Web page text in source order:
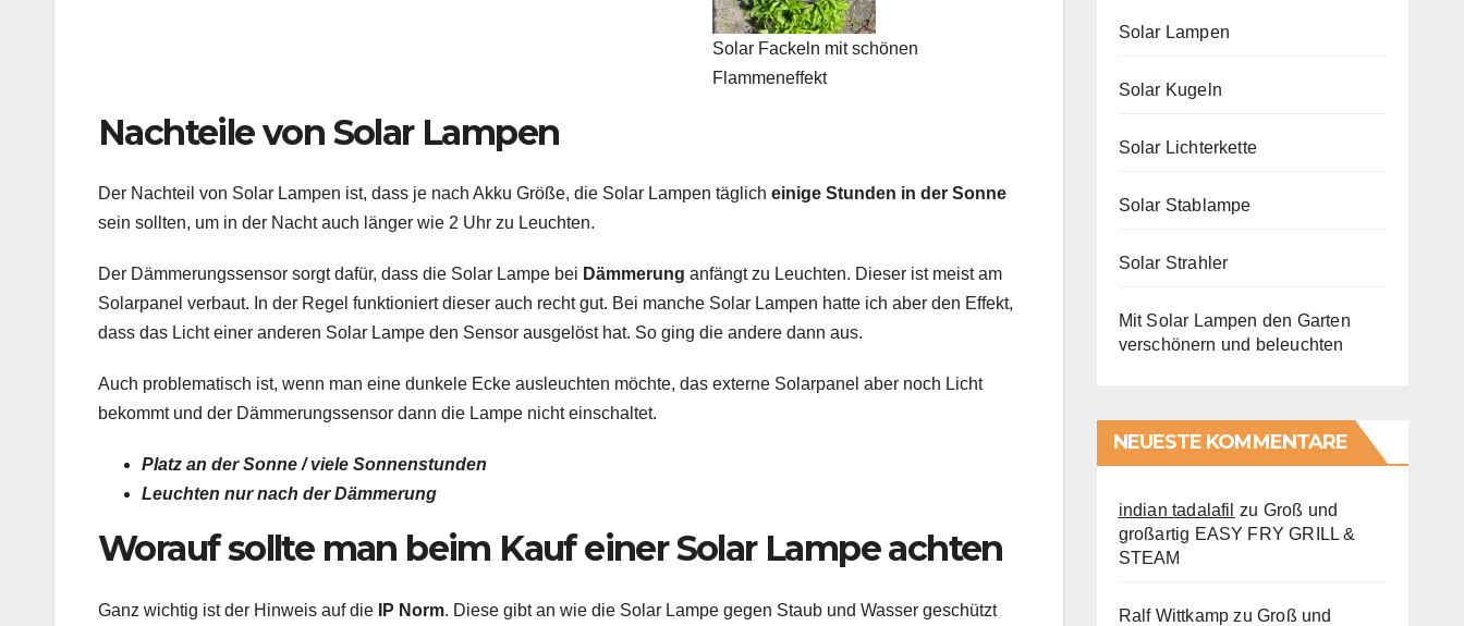
Solar Fackeln mit schönen
Flammeneffekt
Nachteile von Solar Lampen
Der Nachteil von Solar Lampen ist, dass je nach Akku Größe, die Solar Lampen täglich einige Stunden in der Sonne
sein sollten, um in der Nacht auch länger wie 2 Uhr zu Leuchten.
Der Dämmerungssensor sorgt dafür, dass die Solar Lampe bei Dämmerung anfängt zu Leuchten. Dieser ist meist am
Solarpanel verbaut. In der Regel funktioniert dieser auch recht gut. Bei manche Solar Lampen hatte ich aber den Effekt,
dass das Licht einer anderen Solar Lampe den Sensor ausgelöst hat. So ging die andere dann aus.
Auch problematisch ist, wenn man eine dunkele Ecke ausleuchten möchte, das externe Solarpanel aber noch Licht
bekommt und der Dämmerungssensor dann die Lampe nicht einschaltet.
Platz an der Sonne / viele Sonnenstunden
Leuchten nur nach der Dämmerung
Worauf sollte man beim Kauf einer Solar Lampe achten
Ganz wichtig ist der Hinweis auf die IP Norm. Diese gibt an wie die Solar Lampe gegen Staub und Wasser geschützt
Solar Lampen
Solar Kugeln
Solar Lichterkette
Solar Stablampe
Solar Strahler
Mit Solar Lampen den Garten
verschönern und beleuchten
NEUESTE KOMMENTARE
indian tadalafil zu Groß und
großartig EASY FRY GRILL &
STEAM
Ralf Wittkamp zu Groß und